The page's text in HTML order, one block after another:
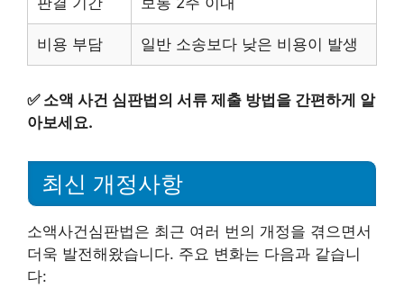
비용 부담 일반 소송보다 낮은 비용이 발생
✅ 소액 사건 심판법의 서류 제출 방법을 간편하게 알
아보세요.
최신 개정사항
소액사건심판법은 최근 여러 번의 개정을 겪으면서
더욱 발전해왔습니다. 주요 변화는 다음과 같습니
다: